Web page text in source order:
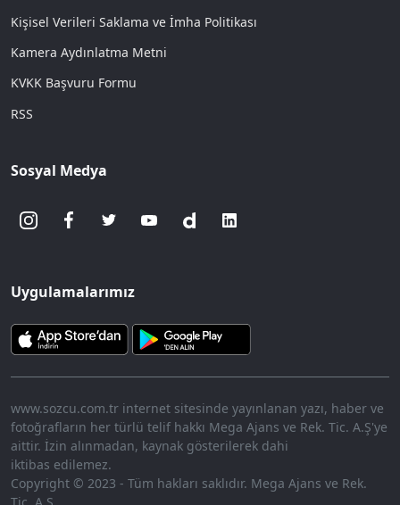
Kişisel Verileri Saklama ve İmha Politikası
Kamera Aydınlatma Metni
KVKK Başvuru Formu
RSS
Sosyal Medya
Uygulamalarımız
www.sozcu.com.tr internet sitesinde yayınlanan yazı, haber ve
fotoğrafların her türlü telif hakkı Mega Ajans ve Rek. Tic. A.Ş'ye
aittir. İzin alınmadan, kaynak gösterilerek dahi
iktibas edilemez.
Copyright © 2023 - Tüm hakları saklıdır. Mega Ajans ve Rek.